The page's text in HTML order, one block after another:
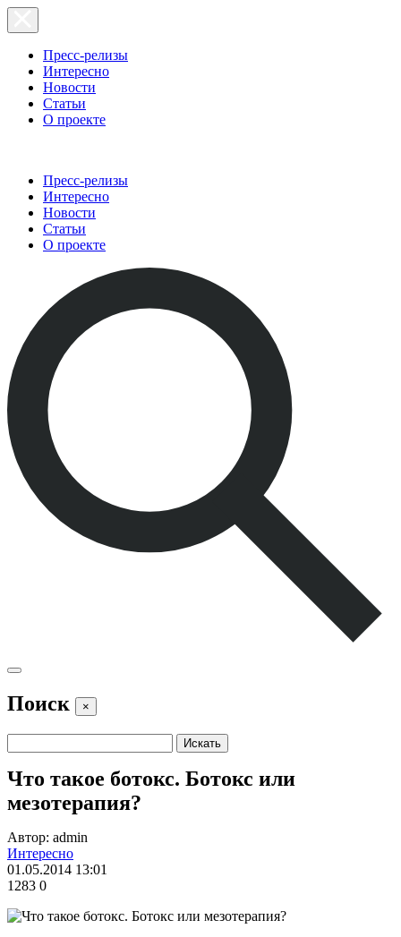
Пресс-релизы
Интересно
Новости
Статьи
О проекте
Пресс-релизы
Интересно
Новости
Статьи
О проекте
Поиск ×
Что такое ботокс. Ботокс или
мезотерапия?
Автор: admin
Интересно
01.05.2014 13:01
1283 0